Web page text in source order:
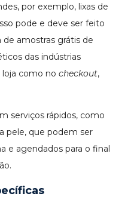
por exemplo, lixas de
pode e deve ser feito
amostras grátis de
das indústrias
loja como no checkout,
serviços rápidos, como
pele, que podem ser
e agendados para o final